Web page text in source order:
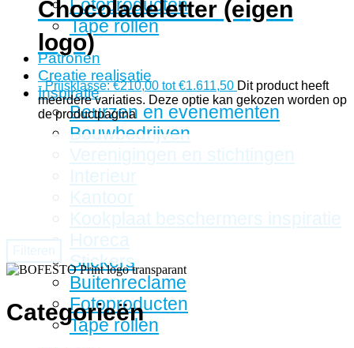
Fotoproducten
Tape rollen
Patronen
Creatie realisatie
Inspiratie
Beurzen en evenementen
Bouwbedrijven
Verenigingen en stichtingen
Interieur
Kantoor
Kookplaat beschermers inspiratie
Horeca
Stickers
Buitenreclame
Fotoproducten
Tape rollen
Chocoladeletter (eigen
logo)
- Prijsklasse: €210,00 tot €1.611,50 Dit product heeft
meerdere variaties. Deze optie kan gekozen worden op
de productpagina
Filteren
Categorieën